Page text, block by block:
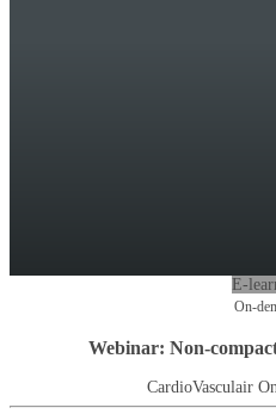
E-
On-
Webinar: Non-
CardioVasculair